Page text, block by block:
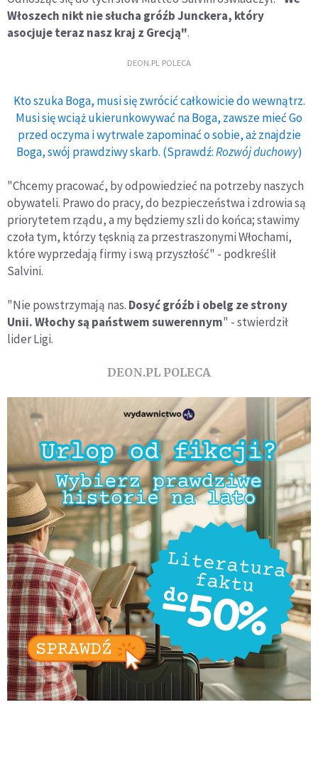
Włoszech nikt nie słucha gróźb Junckera, który
asocjuje teraz nasz kraj z Grecją".
DEON.PL POLECA
Kto szuka Boga, musi się zwrócić całkowicie do wewnątrz.
Musi się wciąż ukierunkowywać na Boga, zawsze mieć Go
przed oczyma i wytrwale zapominać o sobie, aż znajdzie
Boga, swój prawdziwy skarb. (Sprawdź:Rozwój duchowy)
"Chcemy pracować, by odpowiedzieć na potrzeby naszych
obywateli. Prawo do pracy, do bezpieczeństwa i zdrowia są
priorytetem rządu, a my będziemy szli do końca; stawimy
czoła tym, którzy tęsknią za przestraszonymi Włochami,
które wyprzedają firmy i swą przyszłość" - podkreślił
Salvini.
"Nie powstrzymają nas. Dosyć gróźb i obelg ze strony
Unii. Włochy są państwem suwerennym" - stwierdził
lider Ligi.
DEON.PL POLECA